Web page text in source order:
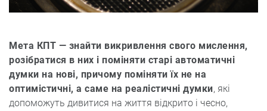
Мета КПТ — знайти викривлення свого мислення,
розібратися в них і поміняти старі автоматичні
думки на нові, причому поміняти їх не на
оптимістичні, а саме на реалістичні думки, які
допоможуть дивитися на життя відкрито і чесно,